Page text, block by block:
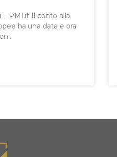
– PMI.it Il conto alla
ha una data e ora